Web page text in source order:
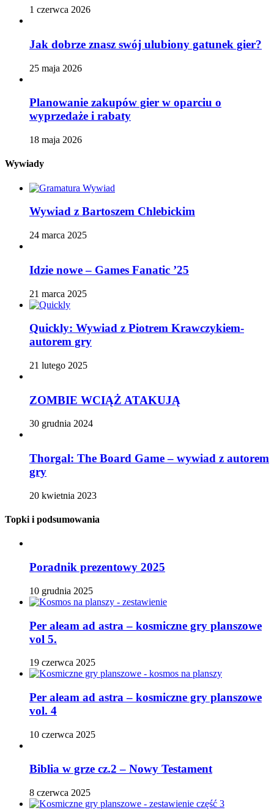
1 czerwca 2026
Jak dobrze znasz swój ulubiony gatunek gier?
25 maja 2026
Planowanie zakupów gier w oparciu o
wyprzedaże i rabaty
18 maja 2026
Wywiady
Wywiad z Bartoszem Chlebickim
24 marca 2025
Idzie nowe – Games Fanatic ’25
21 marca 2025
Quickly: Wywiad z Piotrem Krawczykiem-
autorem gry
21 lutego 2025
ZOMBIE WCIĄŻ ATAKUJĄ
30 grudnia 2024
Thorgal: The Board Game – wywiad z autorem
gry
20 kwietnia 2023
Topki i podsumowania
Poradnik prezentowy 2025
10 grudnia 2025
Per aleam ad astra – kosmiczne gry planszowe
vol 5.
19 czerwca 2025
Per aleam ad astra – kosmiczne gry planszowe
vol. 4
10 czerwca 2025
Biblia w grze cz.2 – Nowy Testament
8 czerwca 2025